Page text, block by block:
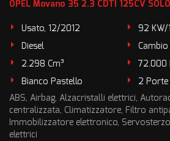
OPEL Movano 35 2.3 CDTI 125CV
Usato, 12/2012
92 KW/
Diesel
2.298 Cm³
72.000
Bianco Pastello
2 Porte
ABS, Airbag, Alzacristalli elettrici,
centralizzata, Climatizzatore, Filtro
Immobilizzatore elettronico,
elettrici